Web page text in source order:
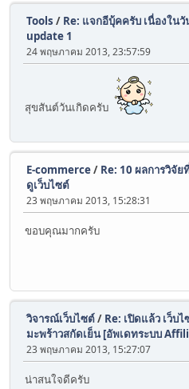
Tools / Re: แจกอีบุ้คครับ เนื่องใน
update 1
24 พฤษภาคม 2013, 23:57:59
สุขสันต์วันเกิดครับ
E-commerce/ Re: 10 ผลการวิจั
ดูเว็บไซต์
23 พฤษภาคม 2013, 15:28:31
ขอบคุณมากครับ
วิจารณ์เว็บไซต์/ Re: เปิดแล้ว เว็
มะพร้าวสกัดเย็น [อัพเดทระบบ
23 พฤษภาคม 2013, 15:27:07
น่าสนใจดีครับ